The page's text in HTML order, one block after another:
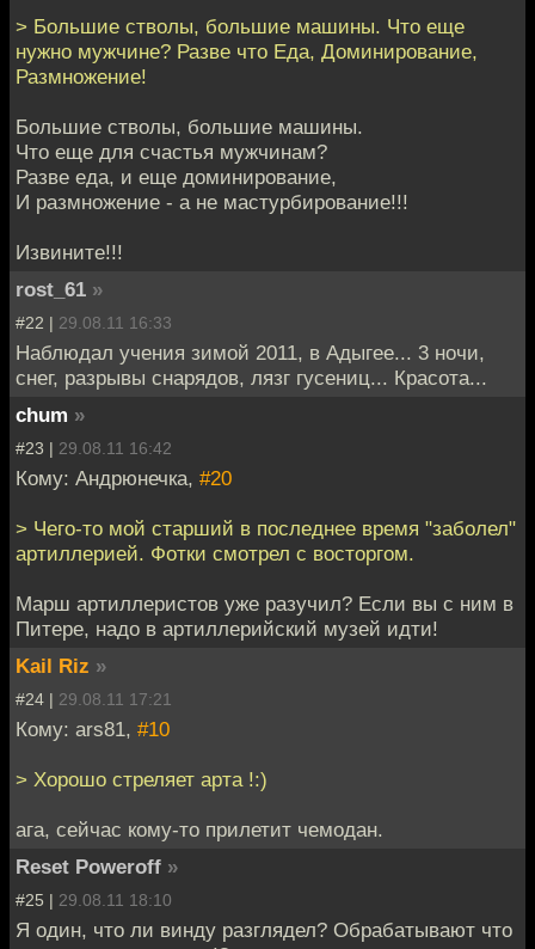
> Большие стволы, большие машины. Что еще
нужно мужчине? Разве что Еда, Доминирование,
Размножение!
Большие стволы, большие машины.
Что еще для счастья мужчинам?
Разве еда, и еще доминирование,
И размножение - а не мастурбирование!!!
Извините!!!
rost_61 »
#22 | 29.08.11 16:33
Наблюдал учения зимой 2011, в Адыгее... 3 ночи,
снег, разрывы снарядов, лязг гусениц... Красота...
chum »
#23 | 29.08.11 16:42
Кому: Андрюнечка, #20
> Чего-то мой старший в последнее время "заболел"
артиллерией. Фотки смотрел с восторгом.
Марш артиллеристов уже разучил? Если вы с ним в
Питере, надо в артиллерийский музей идти!
Kail Riz »
#24 | 29.08.11 17:21
Кому: ars81, #10
> Хорошо стреляет арта !:)
ага, сейчас кому-то прилетит чемодан.
Reset Poweroff »
#25 | 29.08.11 18:10
Я один, что ли винду разглядел? Обрабатывают что